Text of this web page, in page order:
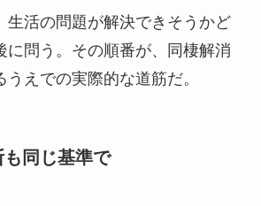
生活の問題が解決できそうかど
に問う。その順番が、同棲解消
えでの実際的な道筋だ。
同じ基準で